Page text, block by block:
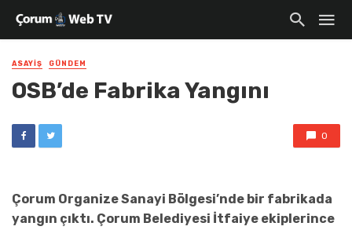
ASAYIŞ GÜNDEM
OSB’de Fabrika Yangını
0
Çorum Organize Sanayi Bölgesi’nde bir fabrikada
yangın çıktı. Çorum Belediyesi İtfaiye ekiplerince